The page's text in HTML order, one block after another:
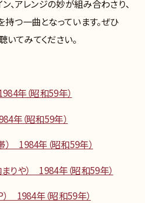
、アレンジの妙が組み合わさり、
つ一曲となっています。ぜひ
てみてください。
年（昭和59年）
年（昭和59年）
1984年（昭和59年）
まりや） 1984年（昭和59年）
1984年（昭和59年）